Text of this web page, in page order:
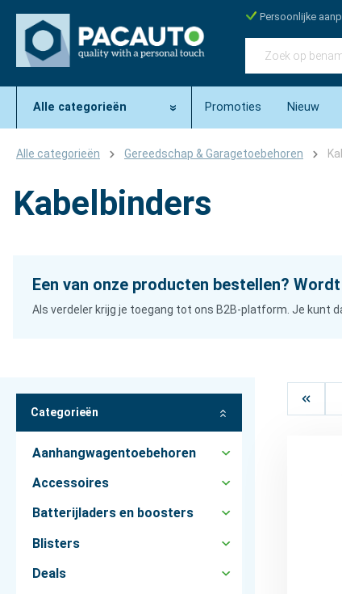
Persoonlijke
Alle categorieën Promoties Nieuw
Alle categorieën Gereedschap & Garagetoebehoren
Kabelbinders
Een van onze producten bestellen?
Als verdeler krijg je toegang tot ons B2B-platform. Je kunt
Categorieën
Aanhangwagentoebehoren
Accessoires
Batterijladers en boosters
Blisters
Deals